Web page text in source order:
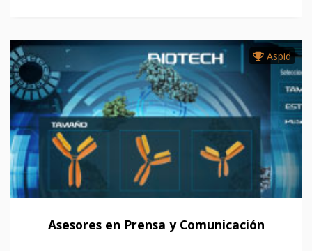
Aspid
Asesores en Prensa y Comunicación